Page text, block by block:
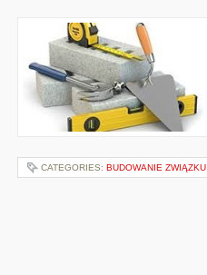
CATEGORIES: BUDOWANIE ZWIĄZKU